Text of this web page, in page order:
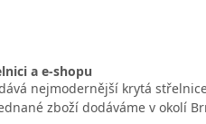
a e-shopu
nejmodernější krytá
zboží dodáváme v okolí